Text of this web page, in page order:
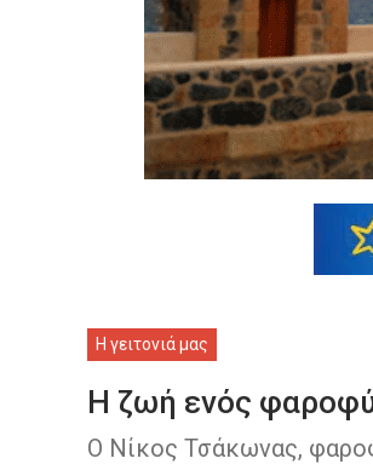
Η γειτονιά μας
Η ζωή ενός
Ο Νίκος Τσάκωνας,